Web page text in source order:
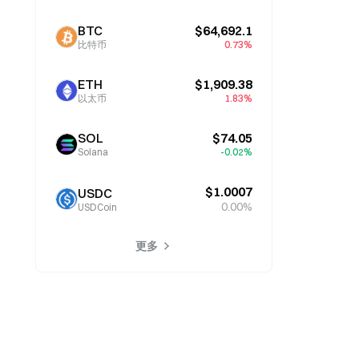
BTC
比特币
$64,692.1
0.73%
ETH
以太币
$1,909.38
1.83%
SOL
Solana
$74.05
-0.02%
USDC
USDCoin
$1.0007
0.00%
更多